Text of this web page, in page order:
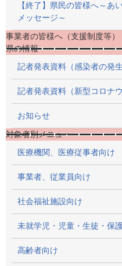
【終了】県民の皆様へ～あ
メッセージ～
事業者の皆様へ（支援制度等）
県の情報
記者発表資料（感染者の発生
記者発表資料（新型コロナ
お知らせ
対象者別メニュー
医療機関、医療従事者向け
事業者、従業員向け
社会福祉施設向け
未就学児・児童・生徒・保
高齢者向け